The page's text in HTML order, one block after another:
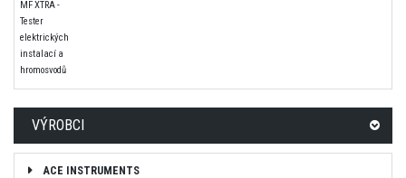
VÝROBCI
ACE INSTRUMENTS